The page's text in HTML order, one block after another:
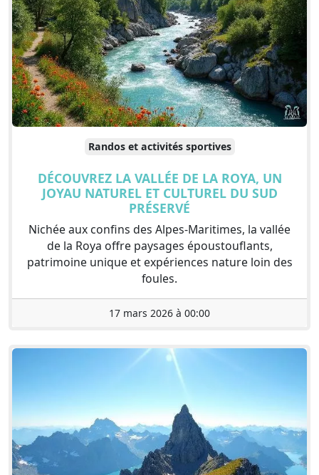
Randos et activités sportives
DÉCOUVREZ LA VALLÉE DE LA ROYA, UN
JOYAU NATUREL ET CULTUREL DU SUD
PRÉSERVÉ
Nichée aux confins des Alpes-Maritimes, la vallée
de la Roya offre paysages époustouflants,
patrimoine unique et expériences nature loin des
foules.
17 mars 2026 à 00:00